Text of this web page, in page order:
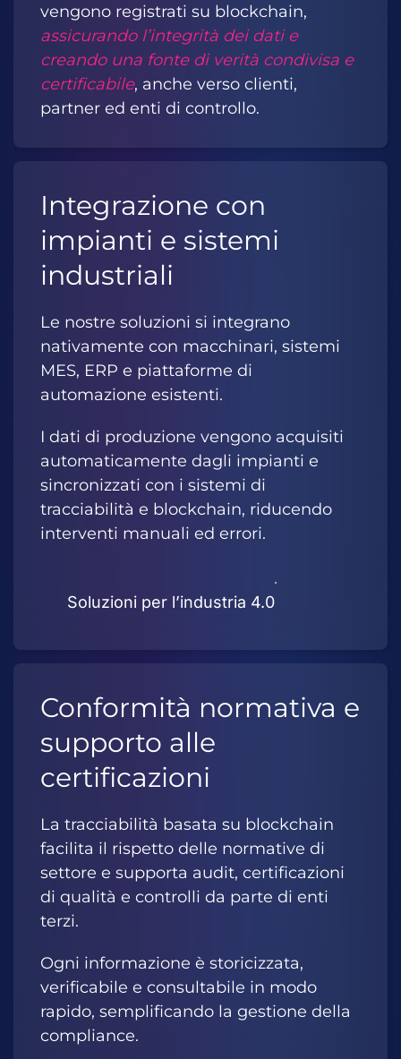
vengono registrati su blockchain,
assicurando l’integrità dei dati e
creando una fonte di verità condivisa e
certificabile, anche verso clienti,
partner ed enti di controllo.
Integrazione con
impianti e sistemi
industriali
Le nostre soluzioni si integrano
nativamente con macchinari, sistemi
MES, ERP e piattaforme di
automazione esistenti.
I dati di produzione vengono acquisiti
automaticamente dagli impianti e
sincronizzati con i sistemi di
tracciabilità e blockchain, riducendo
interventi manuali ed errori.
Soluzioni per l’industria 4.0
Conformità normativa e
supporto alle
certificazioni
La tracciabilità basata su blockchain
facilita il rispetto delle normative di
settore e supporta audit, certificazioni
di qualità e controlli da parte di enti
terzi.
Ogni informazione è storicizzata,
verificabile e consultabile in modo
rapido, semplificando la gestione della
compliance.